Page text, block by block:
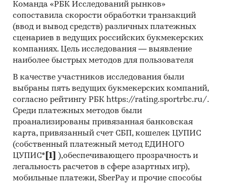
Профили крупнейших производителей
нефтяных масел
В работе представлены профили крупнейших
компаний-производителей нефтяных
информацию о динамике финансовых
показателей компаний, актуальную
контактную информацию, основных
учредителей и т.д.
Cредние цены производителей
Предствлены месячные данные о ценах
производителей на следующие виды
продукции:
Команда «РБК Исследований рынков»
сопоставила скорости обработки транзакций
(ввод и вывод средств) различных платежных
сценариев в ведущих российских букмекерских
компаниях. Цель исследования — выявление
наиболее быстрых методов для пользователя
В качестве участников исследования были
выбраны пять ведущих букмекерских компаний,
согласно рейтингу РБК https://rating.sportrbc.ru/.
Среди платежных методов были
проанализированы привязанная банковская
карта, привязанный счет СБП, кошелек ЦУПИС
(собственный платежный метод ЕДИНОГО
ЦУПИС* [1]
),обеспечивающего прозрачность и
легальность расчетов в сфере азартных игр),
мобильные платежи, SberPay и прочие способы